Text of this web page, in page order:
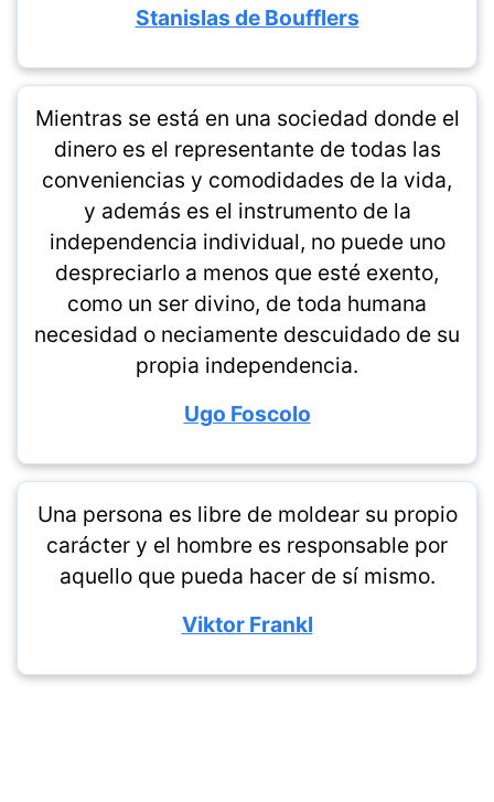
Stanislas de Boufflers
Mientras se está en una sociedad donde el
dinero es el representante de todas las
conveniencias y comodidades de la vida,
y además es el instrumento de la
independencia individual, no puede uno
despreciarlo a menos que esté exento,
como un ser divino, de toda humana
necesidad o neciamente descuidado de su
propia independencia.
Ugo Foscolo
Una persona es libre de moldear su propio
carácter y el hombre es responsable por
aquello que pueda hacer de sí mismo.
Viktor Frankl